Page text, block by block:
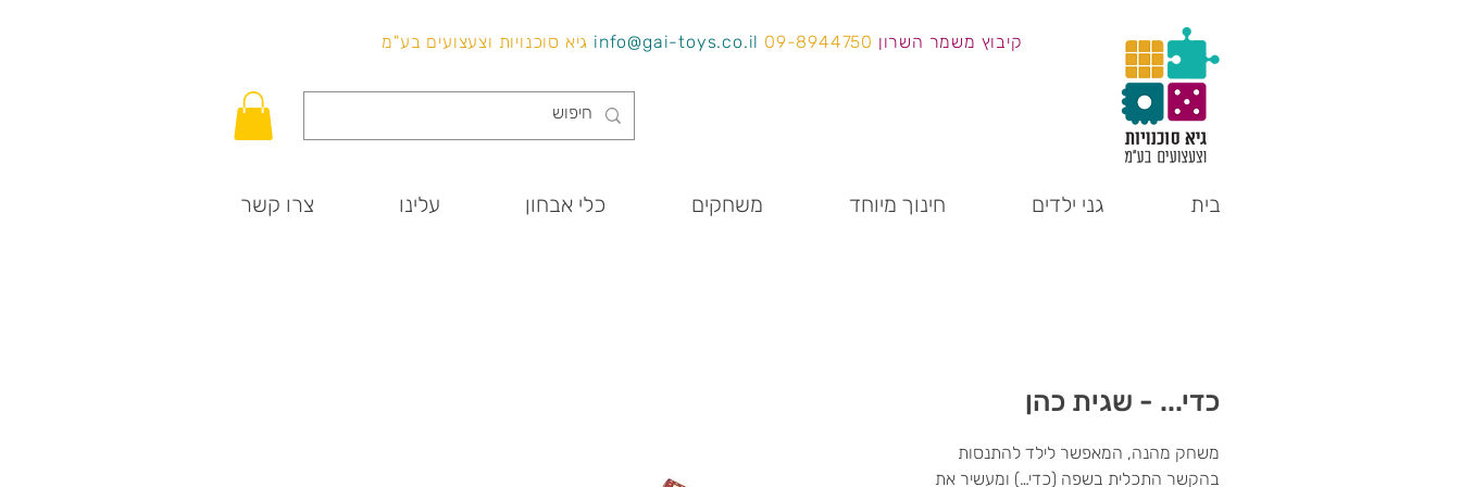
קיבוץ משמר השרון 09-8944750
info@gai-toys.co.il גיא סוכנויות וצעצועים בע"מ
בית גני ילדים חינוך מיוחד משחקים כלי אבחון עלינו צרו קשר
כדי... - שגית כהן
משחק מהנה, המאפשר לילד להתנסות
בהקשר התכלית בשפה (כדי…) ומעשיר את